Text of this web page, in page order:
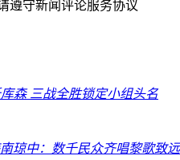
遵守新闻评论服务协议
森 三战全胜锁定小组头名
琼中：数千民众齐唱黎歌致